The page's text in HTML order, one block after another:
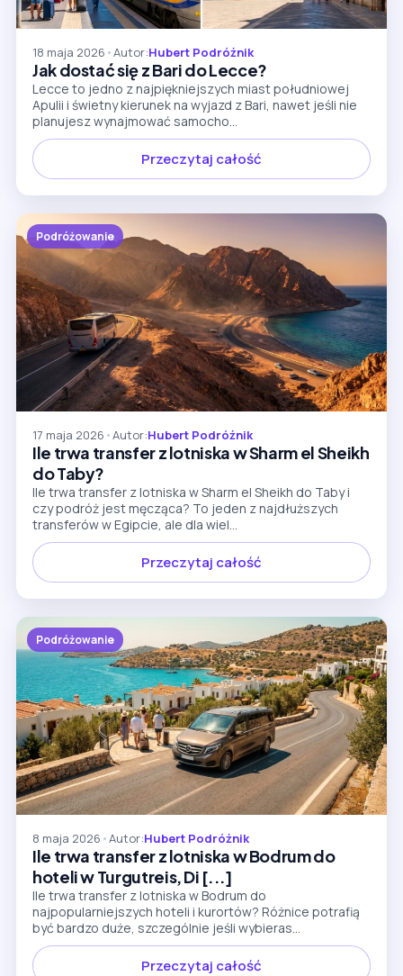
18 maja 2026 •Autor:Hubert Podróżnik
Jak dostać się z Bari do Lecce?
Lecce to jedno z najpiękniejszych miast południowej
Apulii i świetny kierunek na wyjazd z Bari, nawet jeśli nie
planujesz wynajmować samocho...
Przeczytaj całość
Podróżowanie
17 maja 2026 •Autor:Hubert Podróżnik
Ile trwa transfer z lotniska w Sharm el Sheikh
do Taby?
Ile trwa transfer z lotniska w Sharm el Sheikh do Taby i
czy podróż jest męcząca? To jeden z najdłuższych
transferów w Egipcie, ale dla wiel...
Przeczytaj całość
Podróżowanie
8 maja 2026 •Autor:Hubert Podróżnik
Ile trwa transfer z lotniska w Bodrum do
hoteli w Turgutreis, Di [...]
Ile trwa transfer z lotniska w Bodrum do
najpopularniejszych hoteli i kurortów? Różnice potrafią
być bardzo duże, szczególnie jeśli wybieras...
Przeczytaj całość